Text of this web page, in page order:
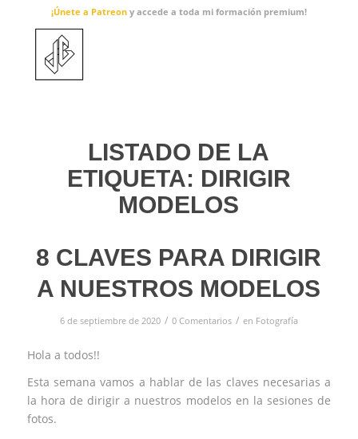
¡Únete a Patreon y accede a toda mi formación premium!
LISTADO DE LA
ETIQUETA: DIRIGIR
MODELOS
8 CLAVES PARA DIRIGIR
A NUESTROS MODELOS
6 de septiembre de 2020 / 0 Comentarios / en Fotografía
Hola a todos!!
Esta semana vamos a hablar de las claves necesarias a
la hora de dirigir a nuestros modelos en la sesiones de
fotos.